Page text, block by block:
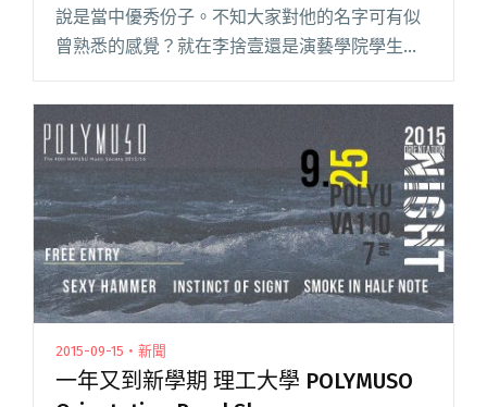
說是當中優秀份子。不知大家對他的名字可有似
曾熟悉的感覺？就在李捨壹還是演藝學院學生
時，他已經是位音樂創作人，除為了了眾多彭浩
翔電影配樂，唱電影主題曲之外，相信台灣朋友
也有聽過林宥嘉之〈自然醒〉吧，那閱讀全文
"〈等死〉MV 李拾壹疆屍裝扮 鬼馬自彈唱"
2015-09-15・新聞
一年又到新學期 理工大學 POLYMUSO